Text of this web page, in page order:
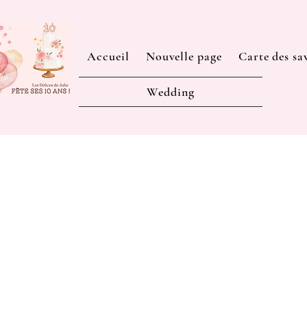
Accueil Nouvelle page Carte des
Wedding